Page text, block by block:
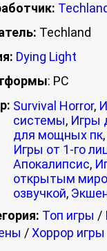
Techland
Dying Light
: PC
Survival Horror,
системы, Игры
для мощных пк,
Игры от 1-го
Апокалипсис,
открытым
озвучкой,
Топ игры /
/Хоррор игры